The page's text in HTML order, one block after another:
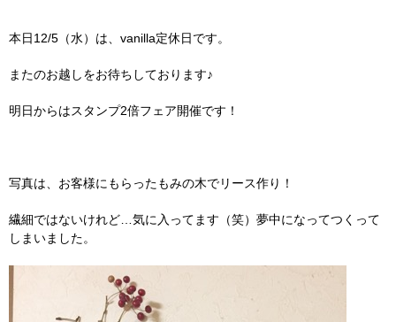
本日12/5（水）は、vanilla定休日です。
またのお越しをお待ちしております♪
明日からはスタンプ2倍フェア開催です！
写真は、お客様にもらったもみの木でリース作り！
繊細ではないけれど…気に入ってます（笑）夢中になってつくって
しまいました。